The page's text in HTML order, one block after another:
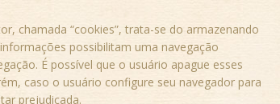
chamada “cookies”, trata-se do armazenando
possibilitam uma navegação
É possível que o usuário apague esses
caso o usuário configure seu navegador para
prejudicada.